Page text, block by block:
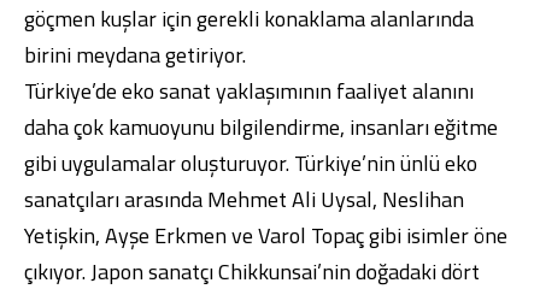
göçmen kuşlar için gerekli konaklama alanlarında
birini meydana getiriyor.
Türkiye’de eko sanat yaklaşımının faaliyet alanını
daha çok kamuoyunu bilgilendirme, insanları eğitme
gibi uygulamalar oluşturuyor. Türkiye’nin ünlü eko
sanatçıları arasında Mehmet Ali Uysal, Neslihan
Yetişkin, Ayşe Erkmen ve Varol Topaç gibi isimler öne
çıkıyor. Japon sanatçı Chikkunsai’nin doğadaki dört